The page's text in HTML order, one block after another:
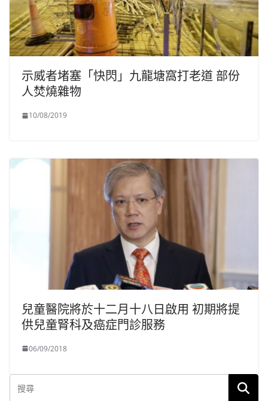
示威者堵塞「快閃」九龍塘窩打老道 部份
人焚燒雜物
10/08/2019
兒童醫院將於十二月十八日啟用 初期將提
供兒童腎科及癌症門診服務
06/09/2018